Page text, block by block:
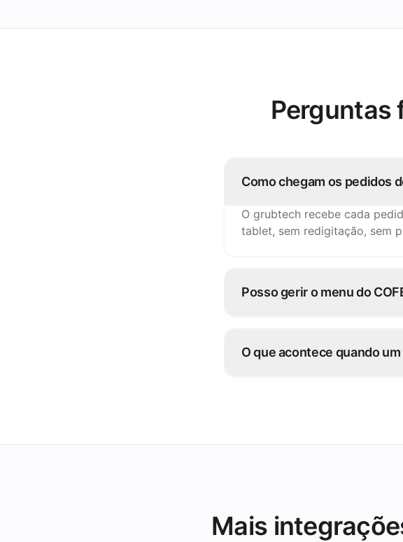
Perguntas
Como chegam os pedidos
O grubtech recebe cada
tablet, sem redigitação, sem
Posso gerir o menu do
O que acontece quando
Mais